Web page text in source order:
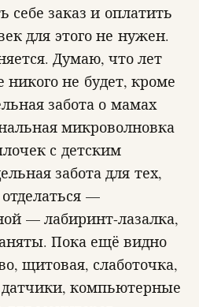
себе заказ и оплатить
для этого не нужен.
Думаю, что лет
никого не будет, кроме
забота о мамах
микроволновка
с детским
забота для тех,
—
— лабиринт-лазалка,
Пока ещё видно
щитовая, слаботочка,
компьютерные